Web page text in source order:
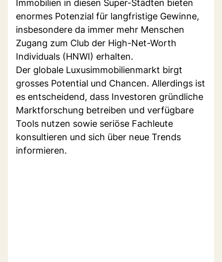
Immobilien in diesen Super-Städten bieten
enormes Potenzial für langfristige Gewinne,
insbesondere da immer mehr Menschen
Zugang zum Club der High-Net-Worth
Individuals (HNWI) erhalten.
Der globale Luxusimmobilienmarkt birgt
grosses Potential und Chancen. Allerdings ist
es entscheidend, dass Investoren gründliche
Marktforschung betreiben und verfügbare
Tools nutzen sowie seriöse Fachleute
konsultieren und sich über neue Trends
informieren.